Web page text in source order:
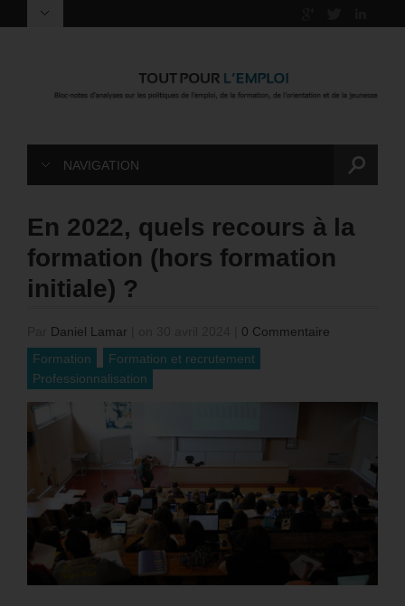
NAVIGATION
En 2022, quels recours à la
formation (hors formation
initiale) ?
Daniel Lamar
0 Commentaire
Formation
Formation et recrutement
Professionnalisation